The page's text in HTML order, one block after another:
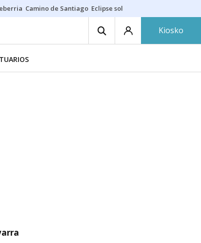
Camino de Santiago Eclipse solar en Navarra
Kiosko